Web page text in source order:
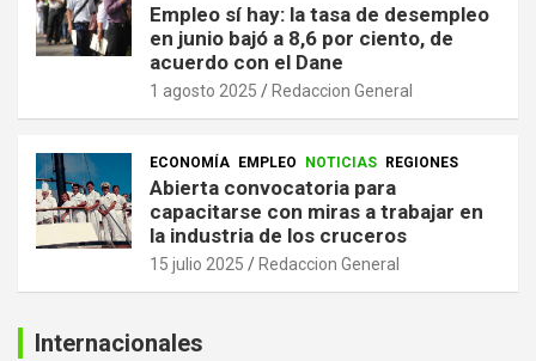
Empleo sí hay: la tasa de desempleo
en junio bajó a 8,6 por ciento, de
acuerdo con el Dane
1 agosto 2025 Redaccion General
ECONOMÍA EMPLEO NOTICIAS REGIONES
Abierta convocatoria para
capacitarse con miras a trabajar en
la industria de los cruceros
15 julio 2025 Redaccion General
Internacionales